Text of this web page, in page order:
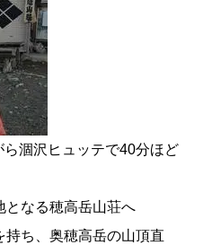
涸沢ヒュッテで40分ほど
となる穂高岳山荘へ
ち、奥穂高岳の山頂直